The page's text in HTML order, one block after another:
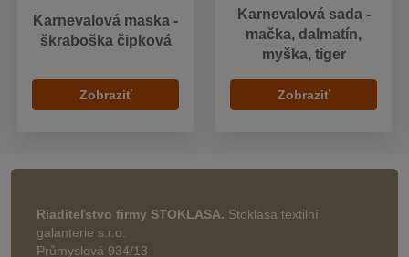
Karnevalová maska -
škraboška čipková
Zobraziť
Karnevalová sada -
mačka, dalmatín,
myška, tiger
Zobraziť
Riaditeľstvo firmy STOKLASA. Stoklasa textilní
galanterie s.r.o.
Průmyslová 934/13